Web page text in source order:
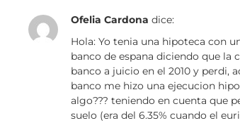
Ofelia Cardona dice:
Hola: Yo tenia una hipoteca con
banco de espana diciendo que la
banco a juicio en el 2010 y perdi,
banco me hizo una ejecucion
algo??? teniendo en cuenta que
suelo (era del 6.35% cuando el